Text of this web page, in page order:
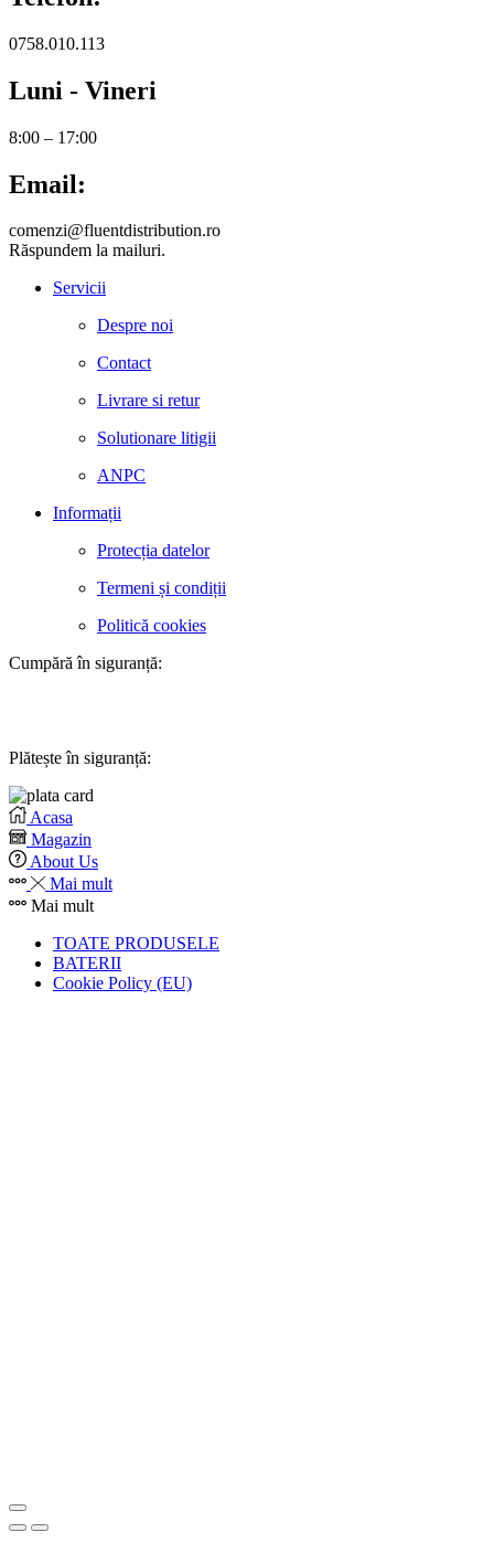
0758.010.113
Luni - Vineri
8:00 – 17:00
Email:
comenzi@fluentdistribution.ro
Răspundem la mailuri.
Servicii
Despre noi
Contact
Livrare si retur
Solutionare litigii
ANPC
Informații
Protecția datelor
Termeni și condiții
Politică cookies
Cumpără în siguranță:
Plătește în siguranță:
Acasa
Magazin
About Us
Mai mult
Mai mult
TOATE PRODUSELE
BATERII
Cookie Policy (EU)